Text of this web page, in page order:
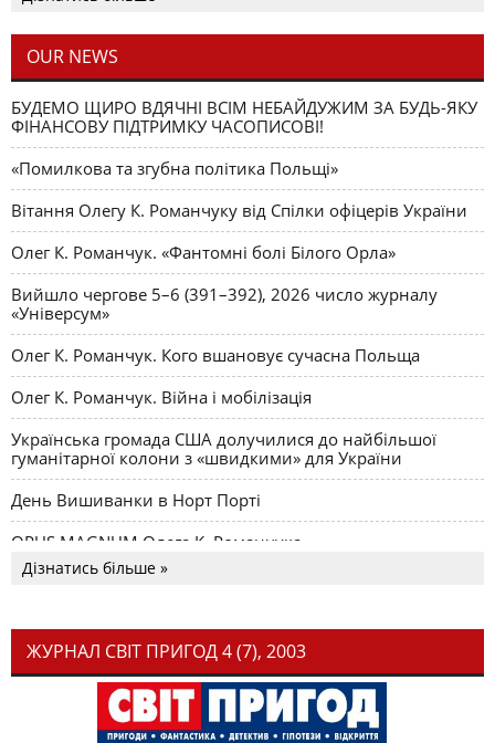
OUR NEWS
БУДЕМО ЩИРО ВДЯЧНІ ВСІМ НЕБАЙДУЖИМ ЗА БУДЬ-ЯКУ
ФІНАНСОВУ ПІДТРИМКУ ЧАСОПИСОВІ!
«Помилкова та згубна політика Польщі»
Вітання Олегу К. Романчуку від Спілки офіцерів України
Олег К. Романчук. «Фантомні болі Білого Орла»
Вийшло чергове 5–6 (391–392), 2026 число журналу
«Універсум»
Олег К. Романчук. Кого вшановує сучасна Польща
Олег К. Романчук. Війна і мобілізація
Українська громада США долучилися до найбільшої
гуманітарної колони з «швидкими» для України
День Вишиванки в Норт Порті
OPUS MAGNUM Олега К. Романчука
Дізнатись більше »
ЖУРНАЛ СВІТ ПРИГОД 4 (7), 2003